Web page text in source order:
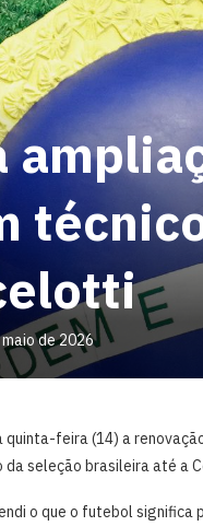
de 2026
quinta-feira (14) a
seleção brasileira até a
o que o futebol significa